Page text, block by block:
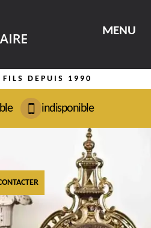
MENU
FILS DEPUIS 1990
indisponible